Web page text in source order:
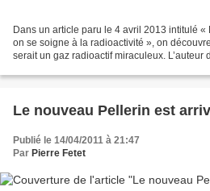
Dans un article paru le 4 avril 2013 intitulé
on se soigne à la radioactivité », on
serait un gaz radioactif miraculeux. L’auteur
Le nouveau Pellerin est
Publié le 14/04/2011 à 21:47
Par Pierre Fetet